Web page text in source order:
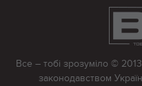
Все – тобі зрозуміло ©
законодавством